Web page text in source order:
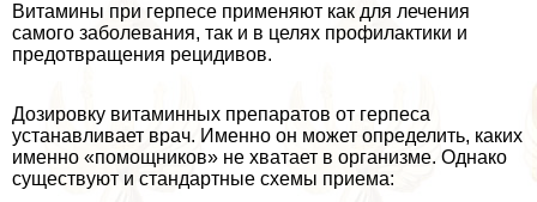
Витамины при гepпeсе применяют как для лечения
самого заболевания, так и в целях профилактики и
предотвращения рецидивов.
Дозировку витаминных препаратов от гepпeса
устанавливает врач. Именно он может определить, каких
именно «помощников» не хватает в организме. Однако
существуют и стандартные схемы приема: